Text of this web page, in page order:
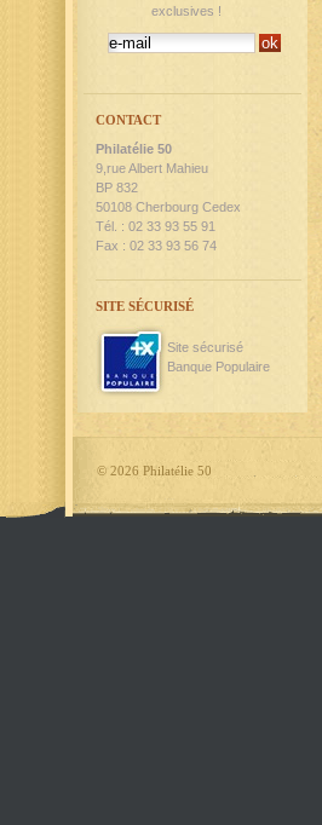
exclusives !
CONTACT
Philatélie 50
9,rue Albert Mahieu
BP 832
50108 Cherbourg Cedex
Tél. : 02 33 93 55 91
Fax : 02 33 93 56 74
SITE SÉCURISÉ
Site sécurisé
Banque Populaire
© 2026 Philatélie 50